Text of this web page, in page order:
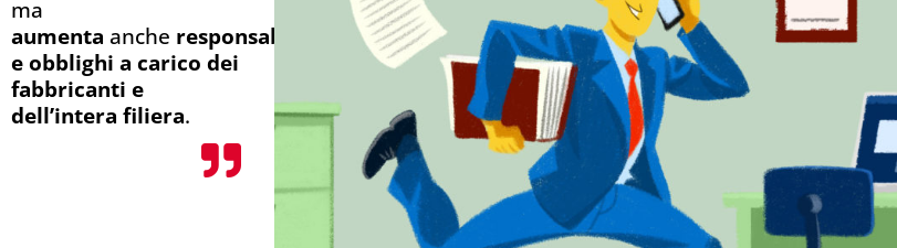
ma
aumenta anche responsabilità
e obblighi a carico dei
fabbricanti e
dell’intera filiera.